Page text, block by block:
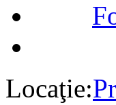
Locaţie: